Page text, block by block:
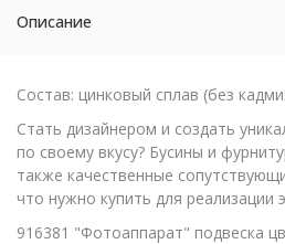
Описание
Состав: цинковый сплав (без
Стать дизайнером и создать
по своему вкусу? Бусины и
также качественные
что нужно купить для реализации
916381 "Фотоаппарат" подвеска